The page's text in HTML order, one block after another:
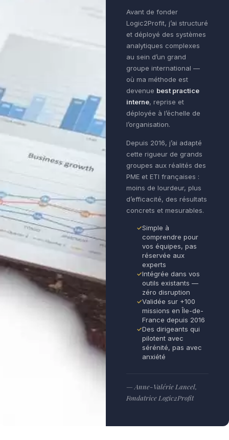
Avant de fonder
Logic2Profit, j’ai structuré
et déployé des systèmes
analytiques complexes
au sein d’un grand
groupe international —
où ma méthode est
devenue best practice
interne, reprise et
déployée à l’échelle de
l’organisation.
Depuis 2016, j’ai adapté
cette rigueur de grands
groupes aux réalités des
PME et ETI françaises :
moins de lourdeur, plus
d’efficacité, des résultats
concrets et mesurables.
Simple à
comprendre pour
vos équipes, pas
réservée aux
experts
Intégrée dans vos
outils existants —
zéro disruption
Validée sur +100
missions en Île-de-
France depuis 2016
Des dirigeants qui
pilotent avec
sérénité, pas avec
anxiété
— Anne-Valérie Lancel,
Fondatrice Logic2Profit